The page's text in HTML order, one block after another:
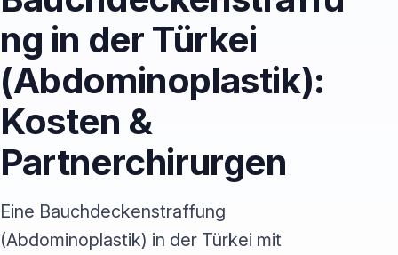
ng in der Türkei
(Abdominoplastik):
Kosten &
Partnerchirurgen
Eine Bauchdeckenstraffung
(Abdominoplastik) in der Türkei mit